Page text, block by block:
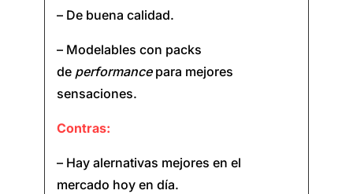
– De buena calidad.
– Modelables con packs
de performance para mejores
sensaciones.
Contras:
– Hay alernativas mejores en el
mercado hoy en día.